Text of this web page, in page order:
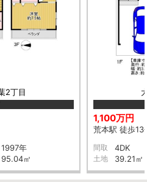
2丁目
1997年
95.04㎡
1,100万円
荒本駅 徒歩13
間取 4DK
土地 39.21㎡